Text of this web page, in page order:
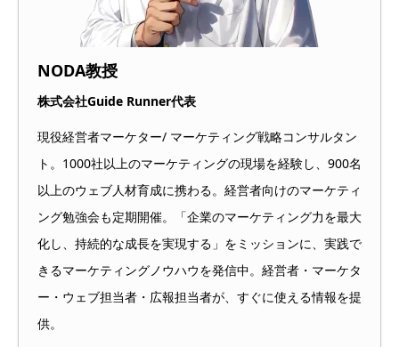
NODA教授
株式会社Guide Runner代表
現役経営者マーケター/ マーケティング戦略コンサルタン
ト。1000社以上のマーケティングの現場を経験し、900名
以上のウェブ人材育成に携わる。経営者向けのマーケティ
ング勉強会も定期開催。「企業のマーケティング力を最大
化し、持続的な成長を実現する」をミッションに、実践で
きるマーケティングノウハウを発信中。経営者・マーケタ
ー・ウェブ担当者・広報担当者が、すぐに使える情報を提
供。